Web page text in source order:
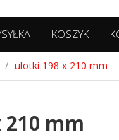
KOSZYK
ulotki 198 x 210 mm
mm